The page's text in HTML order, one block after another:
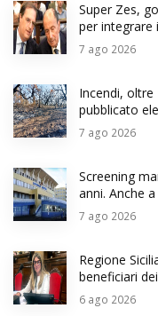
Super Zes,
per integrare
7 ago 2026
Incendi,
pubblicato
7 ago 2026
Screening
anni. Anche
7 ago 2026
Regione
beneficiari
6 ago 2026